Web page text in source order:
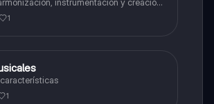
instrumentación y creación
arreglos.
1
1